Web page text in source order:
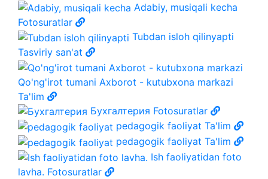
Adabiy, musiqali kecha
Fotosuratlar
Tubdan isloh qilinyapti
Tasviriy san'at
Qo'ng'irot tumani Axborot - kutubxona markazi
Ta'lim
Бухгалтерия Fotosuratlar
pedagogik faoliyat Ta'lim
pedagogik faoliyat Ta'lim
Ish faoliyatidan foto
lavha. Fotosuratlar